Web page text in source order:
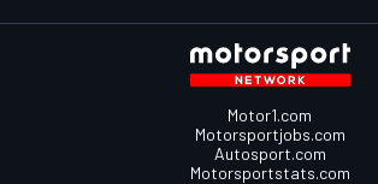
Motor1.com
Motorsportjobs.com
Autosport.com
Motorsportstats.com